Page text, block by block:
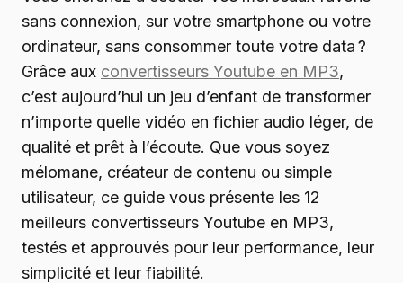
sans connexion, sur votre smartphone ou votre
ordinateur, sans consommer toute votre data ?
Grâce aux convertisseurs Youtube en MP3,
c’est aujourd’hui un jeu d’enfant de transformer
n’importe quelle vidéo en fichier audio léger, de
qualité et prêt à l’écoute. Que vous soyez
mélomane, créateur de contenu ou simple
utilisateur, ce guide vous présente les 12
meilleurs convertisseurs Youtube en MP3,
testés et approuvés pour leur performance, leur
simplicité et leur fiabilité.